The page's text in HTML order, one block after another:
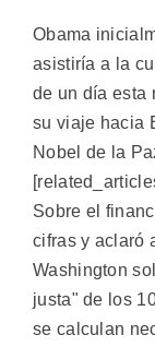
Obama
asistiría a la
de un día esta
su viaje hacia
Nobel de la
Sobre el
cifras y aclaró
Washington
justa" de los
se calculan